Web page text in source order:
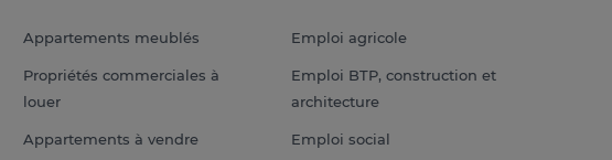
Appartements meublés
Propriétés commerciales à
louer
Appartements à vendre
Emploi agricole
Emploi BTP, construction et
architecture
Emploi social